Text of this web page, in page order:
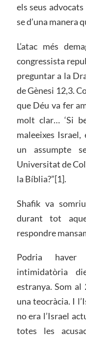
els seus
se d’una manera
L’atac més
congressista
preguntar a la
de Gènesi 12,3.
que Déu va fer
molt clar… ‘Si
maleeixes Israel,
un assumpte
Universitat de
la Bíblia?”[1].
Shafik va
durant tot
respondre
Podria haver
intimidatòria
estranya. Som
una teocràcia. I
no era l’Israel
totes les